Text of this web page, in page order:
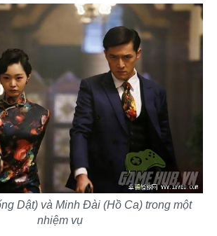
Dật) và Minh Đài (Hồ Ca) trong một
nhiệm vụ